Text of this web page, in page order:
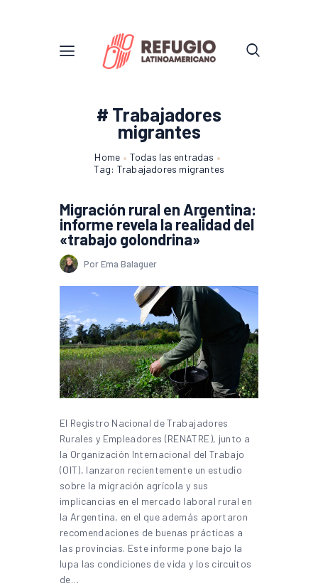
# Trabajadores
migrantes
Home
Todas las entradas
Tag: Trabajadores migrantes
Migración rural en Argentina:
informe revela la realidad del
«trabajo golondrina»
Por Ema Balaguer
El Registro Nacional de Trabajadores
Rurales y Empleadores (RENATRE), junto a
la Organización Internacional del Trabajo
(OIT), lanzaron recientemente un estudio
sobre la migración agrícola y sus
implicancias en el mercado laboral rural en
la Argentina, en el que además aportaron
recomendaciones de buenas prácticas a
las provincias. Este informe pone bajo la
lupa las condiciones de vida y los circuitos
de…